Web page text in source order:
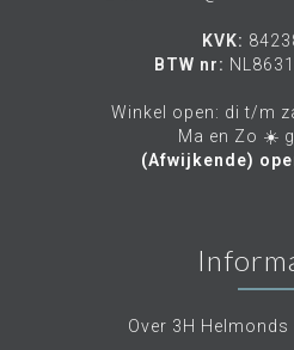
KVK:
BTW nr:
Winkel open: di t/m
Ma en Zo ☀️
(Afwijkende)
Over 3H